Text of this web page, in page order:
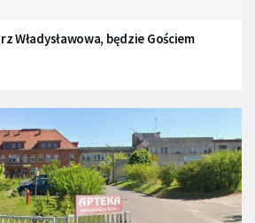
Władysławowa, będzie Gościem